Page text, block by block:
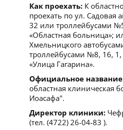
Как проехать: К
проехать по ул. Садовая
32 или троллейбусами
«Областная больница»;
Хмельницкого
троллейбусами №8, 16, 1,
«Улица Гагарина».
Официальное
областная клиническая
Иоасафа".
Директор клиники:
(тел. (4722) 26-04-83 ).